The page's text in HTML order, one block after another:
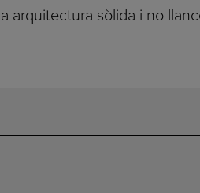
arquitectura sòlida i no